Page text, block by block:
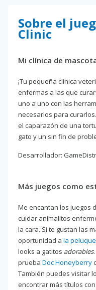
Sobre el
Clinic
Mi clínica de
¡Tu pequeña clínica
enfermas a las que
uno a uno con las
necesarios para
el caparazón de una
gato y un sin fin de
Desarrollador:
Más juegos como
Me encantan los juegos
cuidar animalitos
la cara. Si te gustan las
oportunidad a la
looks a gatitos adorables
prueba Doc Honeyberry
También puedes visitar
encontrar más títulos